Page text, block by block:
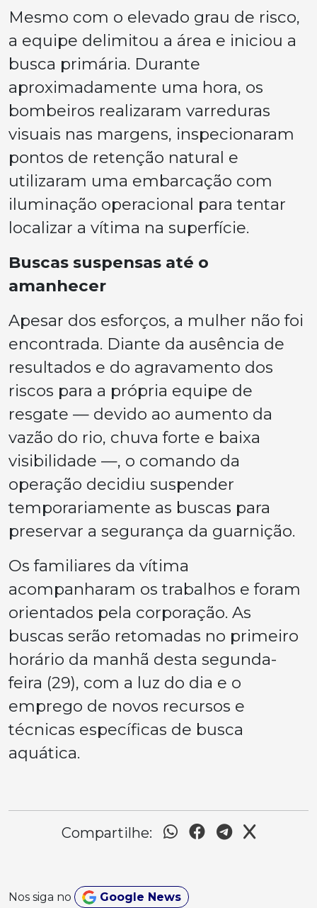
Mesmo com o elevado grau de risco,
a equipe delimitou a área e iniciou a
busca primária. Durante
aproximadamente uma hora, os
bombeiros realizaram varreduras
visuais nas margens, inspecionaram
pontos de retenção natural e
utilizaram uma embarcação com
iluminação operacional para tentar
localizar a vítima na superfície.
Buscas suspensas até o
amanhecer
Apesar dos esforços, a mulher não foi
encontrada. Diante da ausência de
resultados e do agravamento dos
riscos para a própria equipe de
resgate — devido ao aumento da
vazão do rio, chuva forte e baixa
visibilidade —, o comando da
operação decidiu suspender
temporariamente as buscas para
preservar a segurança da guarnição.
Os familiares da vítima
acompanharam os trabalhos e foram
orientados pela corporação. As
buscas serão retomadas no primeiro
horário da manhã desta segunda-
feira (29), com a luz do dia e o
emprego de novos recursos e
técnicas específicas de busca
aquática.
Compartilhe:
Nos siga no Google News